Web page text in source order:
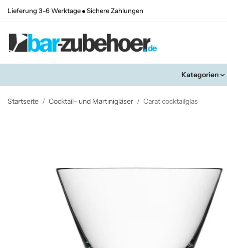
Lieferung 3-6 Werktage Sichere Zahlungen
Kategorien
Startseite / Cocktail- und Martinigläser / Carat cocktailglas